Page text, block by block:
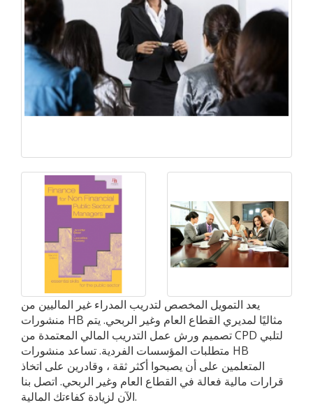
يعد التمويل المخصص لتدريب المدراء غير الماليين من
منشورات HB مثاليًا لمديري القطاع العام وغير الربحي. يتم
تصميم ورش عمل التدريب المالي المعتمدة من CPD لتلبي
متطلبات المؤسسات الفردية. تساعد منشورات HB
المتعلمين على أن يصبحوا أكثر ثقة ، وقادرين على اتخاذ
قرارات مالية فعالة في القطاع العام وغير الربحي. اتصل بنا
الآن لزيادة كفاءتك المالية.